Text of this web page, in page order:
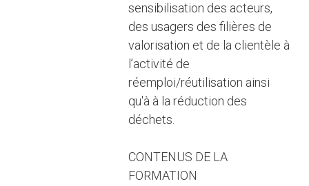
sensibilisation des acteurs,
des usagers des filières de
valorisation et de la clientèle à
l’activité de
réemploi/réutilisation ainsi
qu'à à la réduction des
déchets.
CONTENUS DE LA
FORMATION